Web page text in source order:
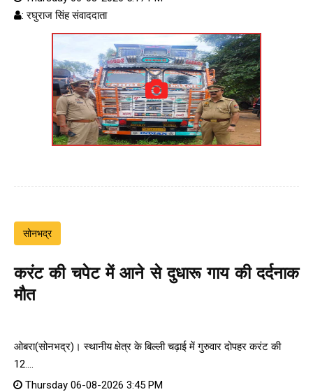
: रघुराज सिंह संवाददाता
सोनभद्र
करंट की चपेट में आने से दुधारू गाय की दर्दनाक
मौत
ओबरा(सोनभद्र)। स्थानीय क्षेत्र के बिल्ली चढ़ाई में गुरुवार दोपहर करंट की
12....
Thursday 06-08-2026 3:45 PM